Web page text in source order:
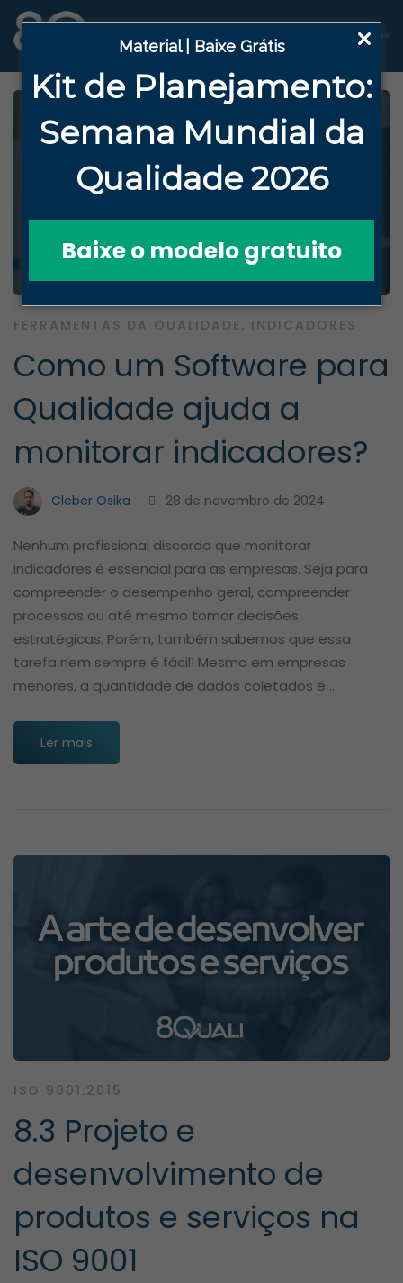
Material | Baixe Grátis
Kit de Planejamento:
Semana Mundial da
Qualidade 2026
Baixe o modelo gratuito
FERRAMENTAS DA QUALIDADE , INDICADORES
Como um Software para
Qualidade ajuda a
monitorar indicadores?
Cleber Osika 28 de novembro de 2024
Nenhum profissional discorda que monitorar
indicadores é essencial para as empresas. Seja para
compreender o desempenho geral, compreender
processos ou até mesmo tomar decisões
estratégicas. Porém, também sabemos que essa
tarefa nem sempre é fácil! Mesmo em empresas
menores, a quantidade de dados coletados é …
Ler mais
ISO 9001:2015
8.3 Projeto e
desenvolvimento de
produtos e serviços na
ISO 9001